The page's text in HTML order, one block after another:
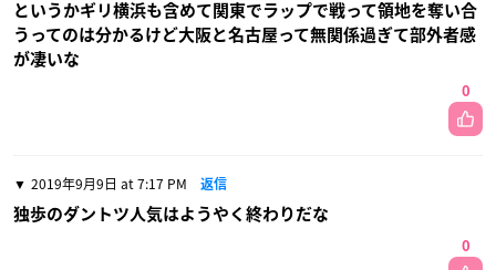
というかギリ横浜も含めて関東でラップで戦って領地を奪い合
うってのは分かるけど大阪と名古屋って無関係過ぎて部外者感
が凄いな
0
2019年9月9日 at 7:17 PM 返信
独歩のダントツ人気はようやく終わりだな
0